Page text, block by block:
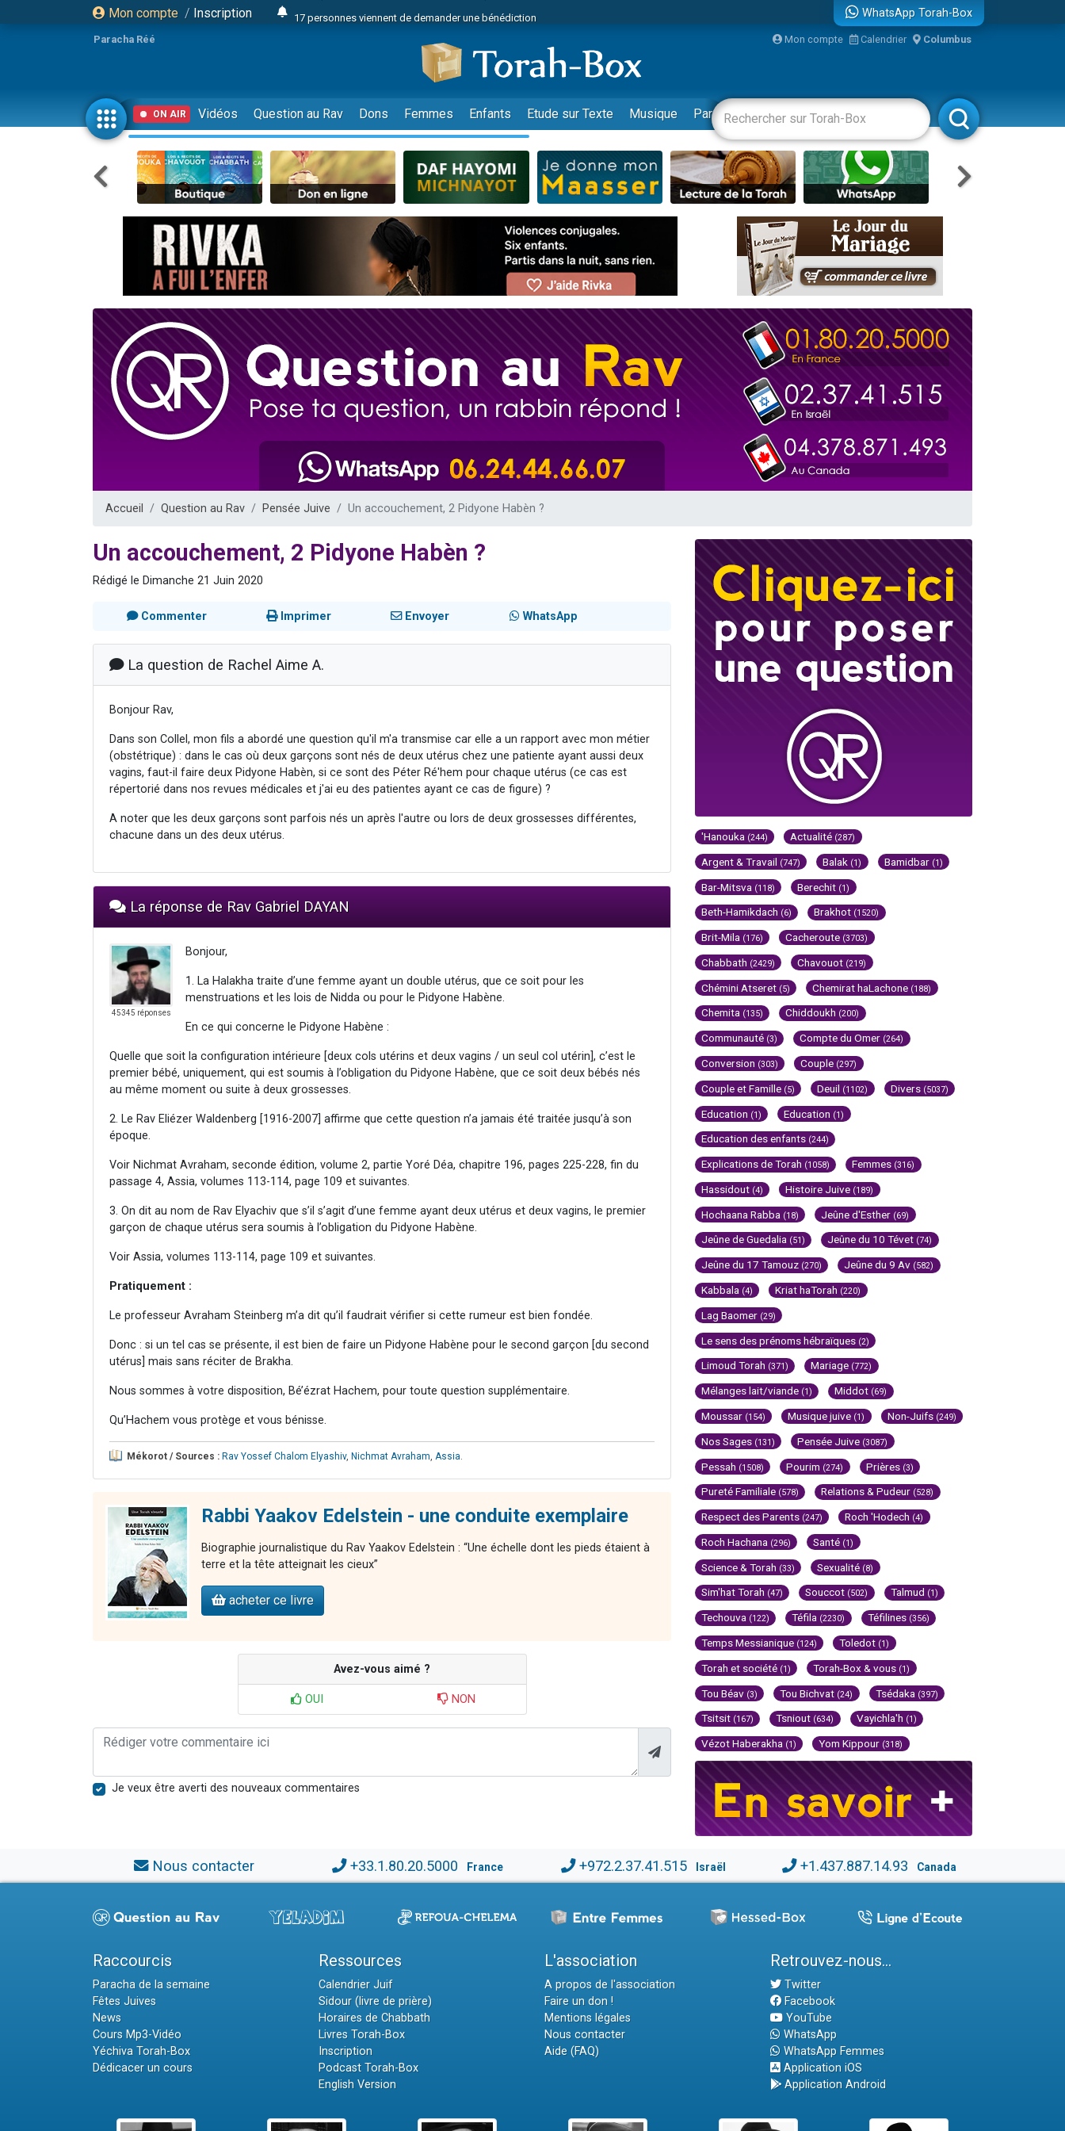
Mon compte / Inscription
17 personnes viennent de demander une bénédiction
Il reste 49 places pour étudier en groupe sur Zoom
23 personnes viennent de faire un don pour Diane, 80 ans, dans un appartement insalubre
Eva vient de donner son Maasser
4 personnes viennent de nous rejoindre sur WhatsApp
3 personnes viennent de nous rejoindre sur WhatsApp
3 personnes viennent de faire un don pour 5 jours de vacances aux Orphelins
Odaya vient de donner son Maasser
13 personnes viennent de demander une bénédiction
2 personnes viennent de nous rejoindre sur WhatsApp
30 personnes viennent de faire un don pour Sauvez la jambe de Yohan
12 nouvelles musiques dans Torah-Box Music
Il reste 49 places pour étudier en groupe sur Zoom
3 personnes viennent de nous rejoindre sur WhatsApp
2 personnes viennent de nous rejoindre sur WhatsApp
3 personnes viennent de nous rejoindre sur WhatsApp
8 personnes viennent de faire un don pour Tsédaka : pauvres d'Israel
2 personnes viennent de faire un don pour 1 Journée de Vacances Pour les Enfants
WhatsApp Torah-Box
Paracha Réé Mon compte Calendrier Columbus
ON AIR Vidéos Question au Rav Dons Femmes Enfants Etude sur Texte Musique Paracha Divertissements Livres Rabbanim
Accueil Question au Rav Pensée Juive Un accouchement, 2 Pidyone Habèn ?
Un accouchement, 2 Pidyone Habèn ?
Rédigé le Dimanche 21 Juin 2020
Commenter Imprimer Envoyer WhatsApp
La question de Rachel Aime A.
Bonjour Rav,
Dans son Collel, mon fils a abordé une question qu'il m'a transmise car elle a un rapport avec mon métier
(obstétrique) : dans le cas où deux garçons sont nés de deux utérus chez une patiente ayant aussi deux
vagins, faut-il faire deux Pidyone Habèn, si ce sont des Péter Ré'hem pour chaque utérus (ce cas est
répertorié dans nos revues médicales et j'ai eu des patientes ayant ce cas de figure) ?
A noter que les deux garçons sont parfois nés un après l'autre ou lors de deux grossesses différentes,
chacune dans un des deux utérus.
La réponse de Rav Gabriel DAYAN
45345 réponses
Bonjour,
1. La Halakha traite d’une femme ayant un double utérus, que ce soit pour les
menstruations et les lois de Nidda ou pour le Pidyone Habène.
En ce qui concerne le Pidyone Habène :
Quelle que soit la configuration intérieure [deux cols utérins et deux vagins / un seul col utérin], c’est le
premier bébé, uniquement, qui est soumis à l’obligation du Pidyone Habène, que ce soit deux bébés nés
au même moment ou suite à deux grossesses.
2. Le Rav Eliézer Waldenberg [1916-2007] affirme que cette question n’a jamais été traitée jusqu’à son
époque.
Voir Nichmat Avraham, seconde édition, volume 2, partie Yoré Déa, chapitre 196, pages 225-228, fin du
passage 4, Assia, volumes 113-114, page 109 et suivantes.
3. On dit au nom de Rav Elyachiv que s’il s’agit d’une femme ayant deux utérus et deux vagins, le premier
garçon de chaque utérus sera soumis à l’obligation du Pidyone Habène.
Voir Assia, volumes 113-114, page 109 et suivantes.
Pratiquement :
Le professeur Avraham Steinberg m’a dit qu’il faudrait vérifier si cette rumeur est bien fondée.
Donc : si un tel cas se présente, il est bien de faire un Pidyone Habène pour le second garçon [du second
utérus] mais sans réciter de Brakha.
Nous sommes à votre disposition, Bé’ézrat Hachem, pour toute question supplémentaire.
Qu’Hachem vous protège et vous bénisse.
Mékorot / Sources : Rav Yossef Chalom Elyashiv, Nichmat Avraham Assia
Rabbi Yaakov Edelstein - une conduite exemplaire
Biographie journalistique du Rav Yaakov Edelstein : “Une échelle dont les pieds étaient à
terre et la tête atteignait les cieux”
acheter ce livre
Avez-vous aimé ?
OUI NON
Je veux être averti des nouveaux commentaires
'Hanouka (244) Actualité (287)
Argent & Travail (747) Balak (1) Bamidbar (1)
Bar-Mitsva (118) Berechit (1)
Beth-Hamikdach (6) Brakhot (1520)
Brit-Mila (176) Cacheroute (3703)
Chabbath (2429) Chavouot (219)
Chémini Atseret (5) Chemirat haLachone (188)
Chemita (135) Chiddoukh (200)
Communauté (3) Compte du Omer (264)
Conversion (303) Couple (297)
Couple et Famille (5) Deuil (1102) Divers (5037)
Education (1) Education (1)
Education des enfants (244)
Explications de Torah (1058) Femmes (316)
Hassidout (4) Histoire Juive (189)
Hochaana Rabba (18) Jeûne d'Esther (69)
Jeûne de Guedalia (51) Jeûne du 10 Tévet (74)
Jeûne du 17 Tamouz (270) Jeûne du 9 Av (582)
Kabbala (4) Kriat haTorah (220)
Lag Baomer (29)
Le sens des prénoms hébraïques (2)
Limoud Torah (371) Mariage (772)
Mélanges lait/viande (1) Middot (69)
Moussar (154) Musique juive (1) Non-Juifs (249)
Nos Sages (131) Pensée Juive (3087)
Pessah (1508) Pourim (274) Prières (3)
Pureté Familiale (578) Relations & Pudeur (528)
Respect des Parents (247) Roch 'Hodech (4)
Roch Hachana (296) Santé (1)
Science & Torah (33) Sexualité (8)
Sim'hat Torah (47) Souccot (502) Talmud (1)
Techouva (122) Téfila (2230) Téfilines (356)
Temps Messianique (124) Toledot (1)
Torah et société (1) Torah-Box & vous (1)
Tou Béav (3) Tou Bichvat (24) Tsédaka (397)
Tsitsit (167) Tsniout (634) Vayichla'h (1)
Vézot Haberakha (1) Yom Kippour (318)
Nous contacter +33.1.80.20.5000 France +972.2.37.41.515 Israël +1.437.887.14.93 Canada
Raccourcis
Paracha de la semaine
Fêtes Juives
News
Cours Mp3-Vidéo
Yéchiva Torah-Box
Dédicacer un cours
Ressources
Calendrier Juif
Sidour (livre de prière)
Horaires de Chabbath
Livres Torah-Box
Inscription
Podcast Torah-Box
English Version
L'association
A propos de l'association
Faire un don !
Mentions légales
Nous contacter
Aide (FAQ)
Retrouvez-nous...
Twitter
Facebook
YouTube
WhatsApp
WhatsApp Femmes
Application iOS
Application Android